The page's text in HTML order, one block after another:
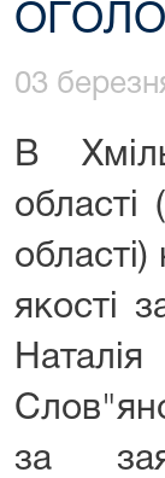
03
В
області
якості
за